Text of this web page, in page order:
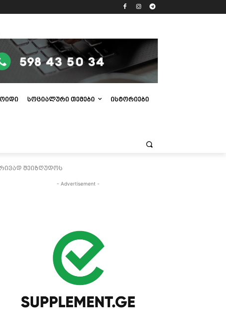
ᲡᲝᲪᲘᲐᲚᲣᲠᲘ ᲗᲔᲛᲔᲑᲘ ᲘᲡᲢᲝᲠᲘᲔᲑᲘ
შეიზღუდოს
- Advertisement -